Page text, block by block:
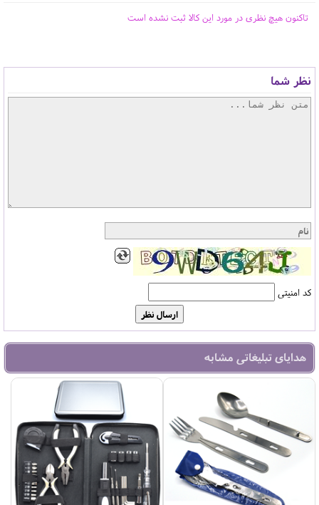
تاکنون هیچ نظری در مورد این کالا ثبت نشده است
نظر شما
کد امنیتی
هدایای تبلیغاتی مشابه